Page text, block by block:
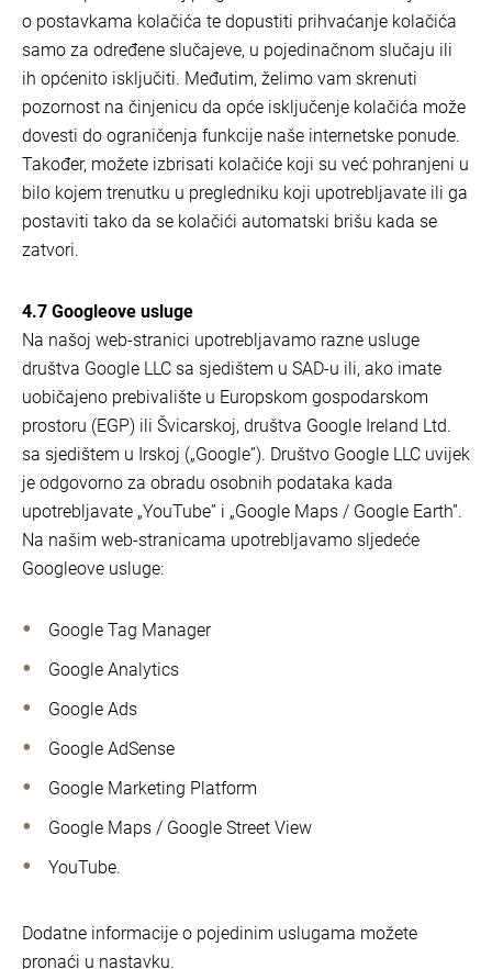
o postavkama kolačića te dopustiti prihvaćanje kolačića
samo za određene slučajeve, u pojedinačnom slučaju ili
ih općenito isključiti. Međutim, želimo vam skrenuti
pozornost na činjenicu da opće isključenje kolačića može
dovesti do ograničenja funkcije naše internetske ponude.
Također, možete izbrisati kolačiće koji su već pohranjeni u
bilo kojem trenutku u pregledniku koji upotrebljavate ili ga
postaviti tako da se kolačići automatski brišu kada se
zatvori.
4.7 Googleove usluge
Na našoj web-stranici upotrebljavamo razne usluge
društva Google LLC sa sjedištem u SAD-u ili, ako imate
uobičajeno prebivalište u Europskom gospodarskom
prostoru (EGP) ili Švicarskoj, društva Google Ireland Ltd.
sa sjedištem u Irskoj („Google”). Društvo Google LLC uvijek
je odgovorno za obradu osobnih podataka kada
upotrebljavate „YouTube” i „Google Maps / Google Earth”.
Na našim web-stranicama upotrebljavamo sljedeće
Googleove usluge:
Google Tag Manager
Google Analytics
Google Ads
Google AdSense
Google Marketing Platform
Google Maps / Google Street View
YouTube.
Dodatne informacije o pojedinim uslugama možete
pronaći u nastavku.